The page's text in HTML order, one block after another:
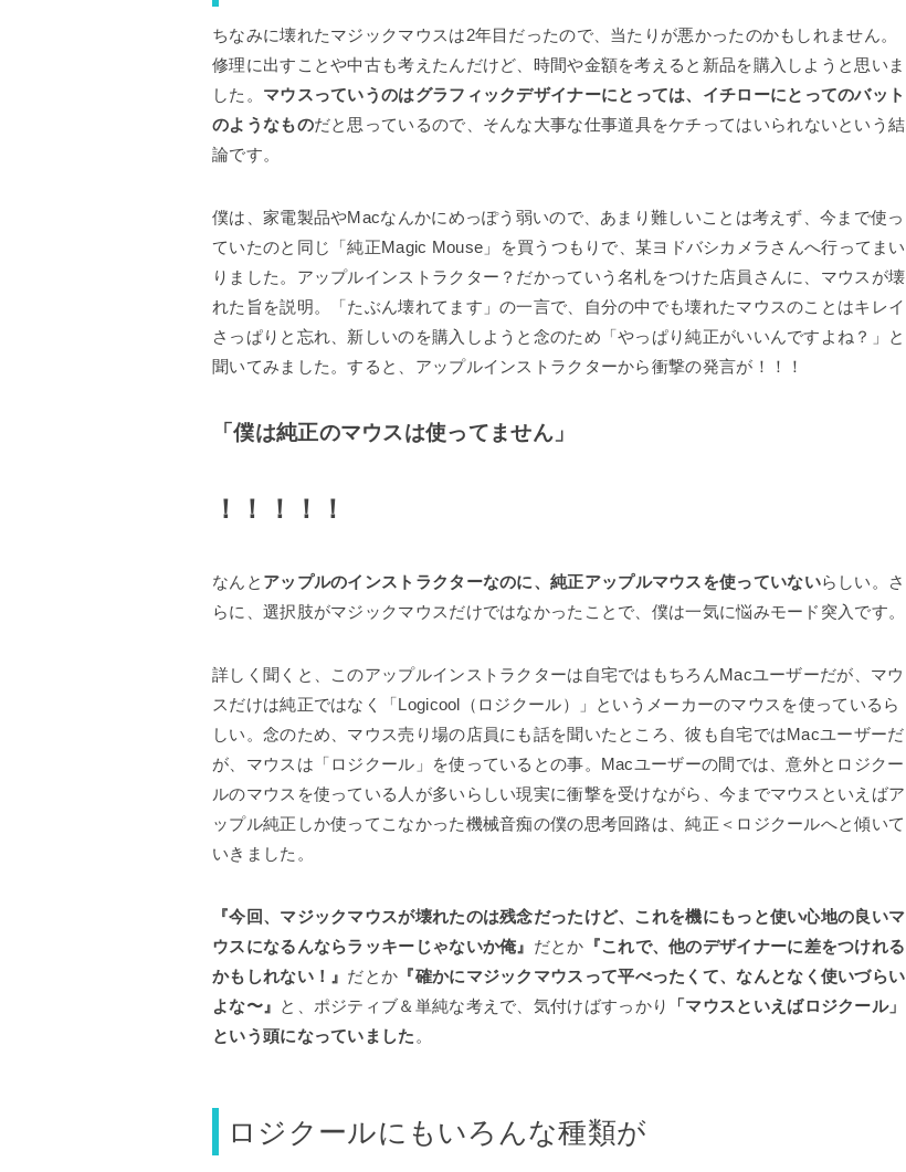
ちなみに壊れたマジックマウスは2年目だったので、当たりが悪かったのかもしれません。
修理に出すことや中古も考えたんだけど、時間や金額を考えると新品を購入しようと思いま
した。 マウスっていうのはグラフィックデザイナーにとっては、イチローにとってのバット
のようなものだと思っているので、そんな大事な仕事道具をケチってはいられないという結
論です。
僕は、家電製品やMacなんかにめっぽう弱いので、あまり難しいことは考えず、今まで使っ
ていたのと同じ「純正Magic Mouse」を買うつもりで、某ヨドバシカメラさんへ行ってまい
りました。アップルインストラクター？だかっていう名札をつけた店員さんに、マウスが壊
れた旨を説明。「たぶん壊れてます」の一言で、自分の中でも壊れたマウスのことはキレイ
さっぱりと忘れ、新しいのを購入しようと念のため「やっぱり純正がいいんですよね？」と
聞いてみました。すると、アップルインストラクターから衝撃の発言が！！！
「僕は純正のマウスは使ってません」
！！！！！
なんと アップルのインストラクターなのに、純正アップルマウスを使っていないらしい。さ
らに、選択肢がマジックマウスだけではなかったことで、僕は一気に悩みモード突入です。
詳しく聞くと、このアップルインストラクターは自宅ではもちろんMacユーザーだが、マウ
スだけは純正ではなく「Logicool（ロジクール）」というメーカーのマウスを使っているら
しい。念のため、マウス売り場の店員にも話を聞いたところ、彼も自宅ではMacユーザーだ
が、マウスは「ロジクール」を使っているとの事。Macユーザーの間では、意外とロジクー
ルのマウスを使っている人が多いらしい現実に衝撃を受けながら、今までマウスといえばア
ップル純正しか使ってこなかった機械音痴の僕の思考回路は、純正＜ロジクールへと傾いて
いきました。
『今回、マジックマウスが壊れたのは残念だったけど、これを機にもっと使い心地の良いマ
ウスになるんならラッキーじゃないか俺』 だとか 『これで、他のデザイナーに差をつけれる
かもしれない！』 だとか 『確かにマジックマウスって平べったくて、なんとなく使いづらい
よな〜』 と、ポジティブ＆単純な考えで、気付けばすっかり
「マウスといえばロジクール」
という頭になっていました 。
ロジクールにもいろんな種類が